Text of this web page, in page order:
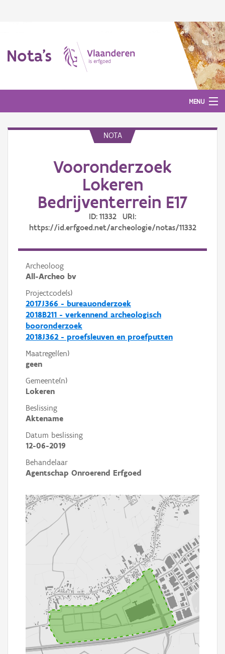
Nota's
MENU
NOTA
Vooronderzoek
Lokeren
Bedrijventerrein E17
ID: 11332 URI:
https://id.erfgoed.net/archeologie/notas/11332
Archeoloog
All-Archeo bv
Projectcode(s)
2017J366 - bureauonderzoek
2018B211 - verkennend archeologisch
booronderzoek
2018J362 - proefsleuven en proefputten
Maatregel(en)
geen
Gemeente(n)
Lokeren
Beslissing
Aktename
Datum beslissing
12-06-2019
Behandelaar
Agentschap Onroerend Erfgoed